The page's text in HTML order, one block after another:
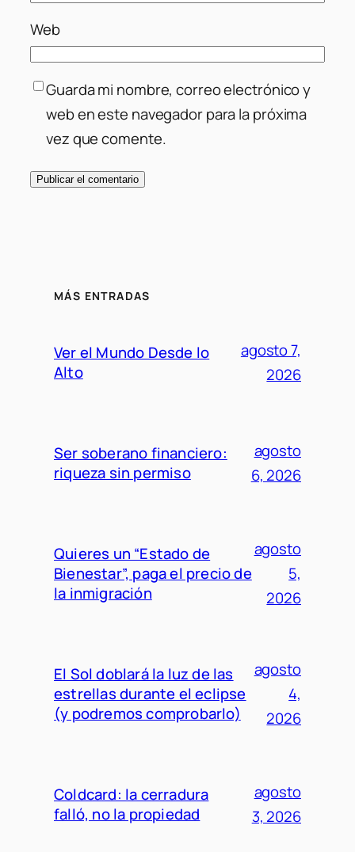
Web
Guarda mi nombre, correo electrónico y
web en este navegador para la próxima
vez que comente.
MÁS ENTRADAS
Ver el Mundo Desde lo
Alto
agosto 7,
2026
Ser soberano financiero:
riqueza sin permiso
agosto
6, 2026
Quieres un “Estado de
Bienestar”, paga el precio de
la inmigración
agosto
5,
2026
El Sol doblará la luz de las
estrellas durante el eclipse
(y podremos comprobarlo)
agosto
4,
2026
Coldcard: la cerradura
falló, no la propiedad
agosto
3, 2026